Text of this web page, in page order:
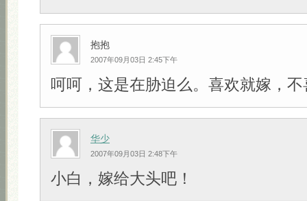
抱抱
2007年09月03日 2:45下午
呵呵，这是在胁迫么。喜欢就嫁，
华少
2007年09月03日 2:48下午
小白，嫁给大头吧！